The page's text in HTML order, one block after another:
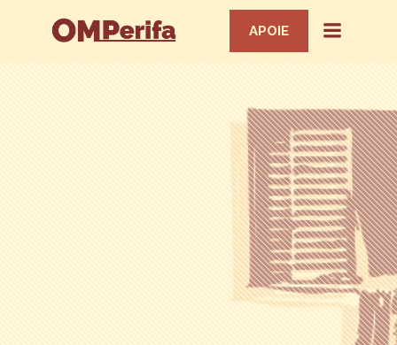
APOIE